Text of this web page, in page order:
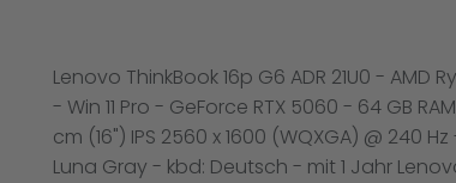
Lenovo ThinkBook 16p G6 ADR 21U0 - AMD
- Win 11 Pro - GeForce RTX 5060 - 64 GB
cm (16") IPS 2560 x 1600 (WQXGA) @ 240
Luna Gray - kbd: Deutsch - mit 1 Jahr